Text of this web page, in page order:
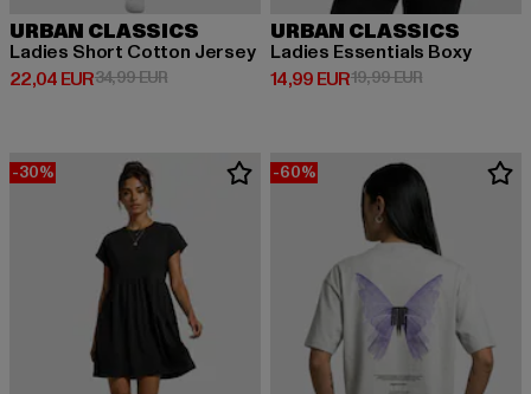
URBAN CLASSICS
Ladies Short Cotton Jersey
22,04 EUR
Derzeitiger Preis: 22,04 EUR
34,99 EURAktionspreis: 34,99 EUR
URBAN CLASSICS
Ladies Essentials Boxy
14,99 EUR
Derzeitiger Preis: 14,99 EUR
19,99 EURAktionspreis:
-30% -60%